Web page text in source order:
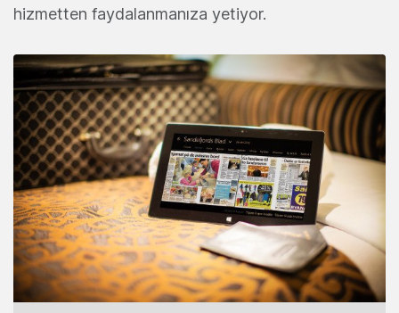
hizmetten faydalanmanıza yetiyor.